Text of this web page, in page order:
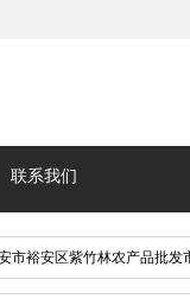
联系我们
市裕安区紫竹林农产品批发